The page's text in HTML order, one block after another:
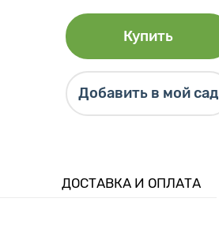
Купить
Добавить в мой сад
ДОСТАВКА И ОПЛАТА